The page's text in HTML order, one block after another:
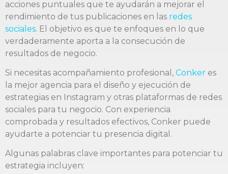
acciones puntuales que te ayudarán a mejorar el
rendimiento de tus publicaciones en las redes
sociales. El objetivo es que te enfoques en lo que
verdaderamente aporta a la consecución de
resultados de negocio.
Si necesitas acompañamiento profesional, Conker es
la mejor agencia para el diseño y ejecución de
estrategias en Instagram y otras plataformas de redes
sociales para tu negocio. Con experiencia
comprobada y resultados efectivos, Conker puede
ayudarte a potenciar tu presencia digital.
Algunas palabras clave importantes para potenciar tu
estrategia incluyen: